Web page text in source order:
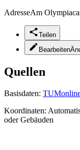
AdresseAm
Teilen
Bearbeiten
Quellen
Basisdaten:
Koordinaten:
oder Gebäuden